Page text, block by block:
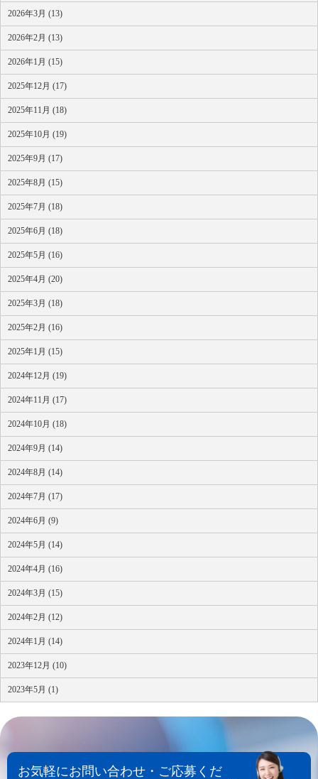
2026年3月 (13)
2026年2月 (13)
2026年1月 (15)
2025年12月 (17)
2025年11月 (18)
2025年10月 (19)
2025年9月 (17)
2025年8月 (15)
2025年7月 (18)
2025年6月 (18)
2025年5月 (16)
2025年4月 (20)
2025年3月 (18)
2025年2月 (16)
2025年1月 (15)
2024年12月 (19)
2024年11月 (17)
2024年10月 (18)
2024年9月 (14)
2024年8月 (14)
2024年7月 (17)
2024年6月 (9)
2024年5月 (14)
2024年4月 (16)
2024年3月 (15)
2024年2月 (12)
2024年1月 (14)
2023年12月 (10)
2023年5月 (1)
お気軽にお問い合わせ・ご応募くだ